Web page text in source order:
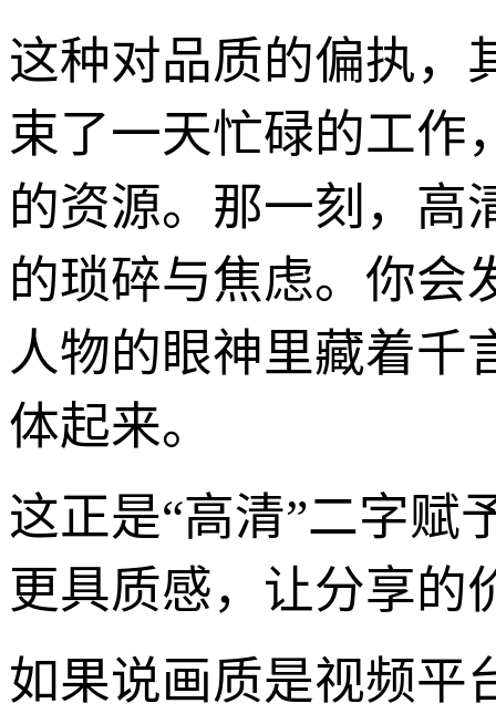
这种对品质的偏执，
束了一天忙碌的工作
的资源。那一刻，高
的琐碎与焦虑。你会
人物的眼神里藏着千
体起来。
这正是“高清”二字
更具质感，让分享的
如果说画质是视频平